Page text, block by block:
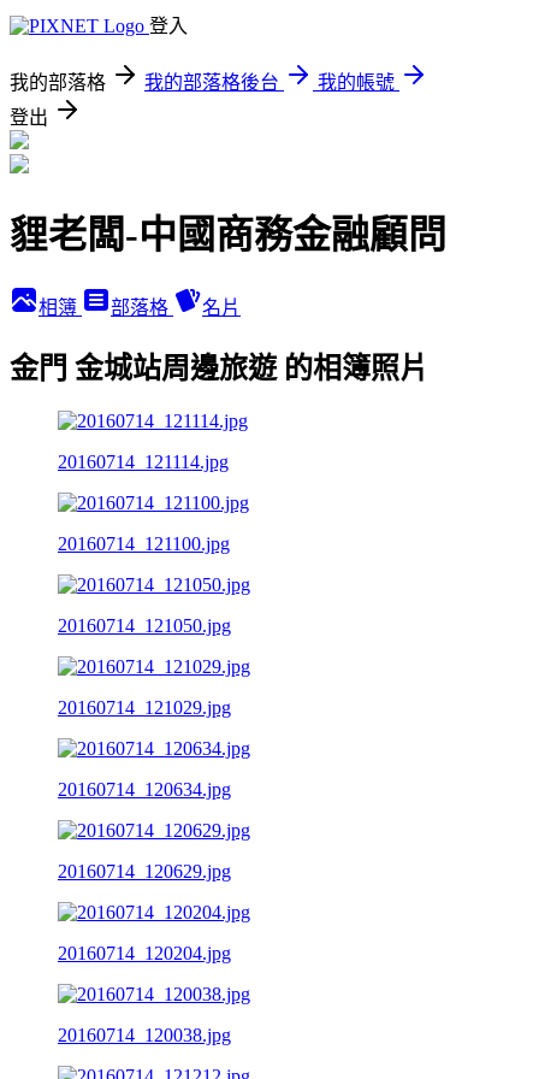
登入
我的部落格 我的部落格後台
我的帳號
登出
貍老闆-中國商務金融顧問
相簿 部落格 名片
金門 金城站周邊旅遊 的相簿照片
20160714_121114.jpg
20160714_121100.jpg
20160714_121050.jpg
20160714_121029.jpg
20160714_120634.jpg
20160714_120629.jpg
20160714_120204.jpg
20160714_120038.jpg